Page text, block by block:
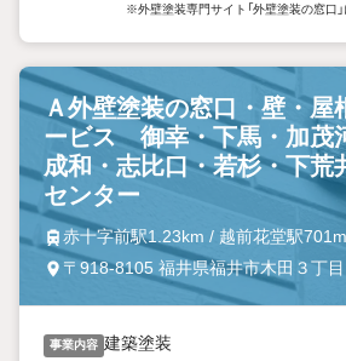
※外壁塗装専門サイト「外壁塗装の窓口
Ａ外壁塗装の窓口・壁・屋
ービス 御幸・下馬・加茂
成和・志比口・若杉・下荒
センター
赤十字前駅1.23km / 越前花堂駅701m
〒918-8105 福井県福井市木田３丁
事業内容 建築塗装